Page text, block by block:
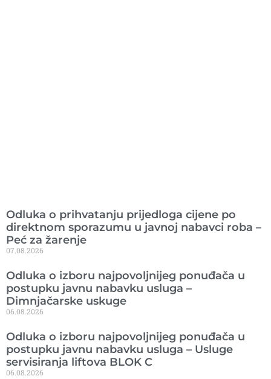
Odluka o prihvatanju prijedloga cijene po
direktnom sporazumu u javnoj nabavci roba –
Peć za žarenje
07.08.2026
Odluka o izboru najpovoljnijeg ponuđača u
postupku javnu nabavku usluga –
Dimnjačarske uskuge
06.08.2026
Odluka o izboru najpovoljnijeg ponuđača u
postupku javnu nabavku usluga – Usluge
servisiranja liftova BLOK C
06.08.2026